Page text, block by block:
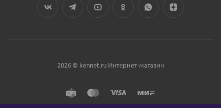
2026 © kennet.ru Интернет-магазин